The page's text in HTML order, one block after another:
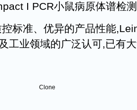
I PCR小鼠病原体谱检
标准、优异的产品性能
工业领域的广泛认可,已有
Clone